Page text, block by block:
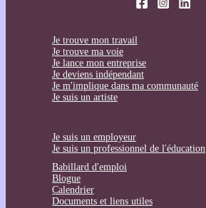
Je trouve mon travail
Je trouve ma voie
Je lance mon entreprise
Je deviens indépendant
Je m'implique dans ma communauté
Je suis un artiste
Je suis un employeur
Je suis un professionnel de l'éducation
Babillard d'emploi
Blogue
Calendrier
Documents et liens utiles